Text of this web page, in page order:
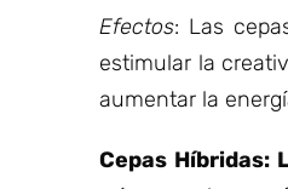
Efectos: Las
estimular la
aumentar la
Cepas Híbridas: